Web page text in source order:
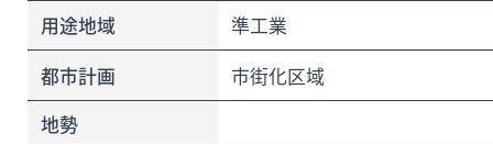
用途地域
準工業
都市計画
市街化区域
地勢